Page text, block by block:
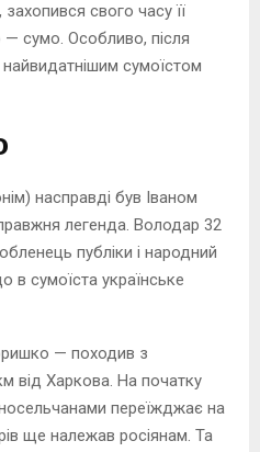
свого часу її
сумо. Особливо, після
сумоїстом
насправді був Іваном
легенда. Володар 32
публіки і народний
в сумоїста українське
— походив з
від Харкова. На початку
переїжджає на
ще належав росіянам. Та